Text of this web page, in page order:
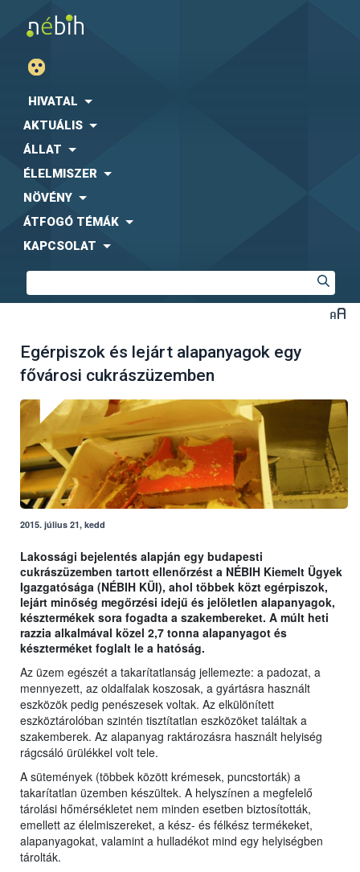
HIVATAL
AKTUÁLIS
ÁLLAT
ÉLELMISZER
NÖVÉNY
ÁTFOGÓ TÉMÁK
KAPCSOLAT
Egérpiszok és lejárt alapanyagok egy
fővárosi cukrászüzemben
2015. július 21, kedd
Lakossági bejelentés alapján egy budapesti
cukrászüzemben tartott ellenőrzést a NÉBIH Kiemelt Ügyek
Igazgatósága (NÉBIH KÜI), ahol többek közt egérpiszok,
lejárt minőség megőrzési idejű és jelöletlen alapanyagok,
késztermékek sora fogadta a szakembereket. A múlt heti
razzia alkalmával közel 2,7 tonna alapanyagot és
készterméket foglalt le a hatóság.
Az üzem egészét a takarítatlanság jellemezte: a padozat, a
mennyezett, az oldalfalak koszosak, a gyártásra használt
eszközök pedig penészesek voltak. Az elkülönített
eszköztárolóban szintén tisztítatlan eszközöket találtak a
szakemberek. Az alapanyag raktározásra használt helyiség
rágcsáló ürülékkel volt tele.
A sütemények (többek között krémesek, puncstorták) a
takarítatlan üzemben készültek. A helyszínen a megfelelő
tárolási hőmérsékletet nem minden esetben biztosították,
emellett az élelmiszereket, a kész- és félkész termékeket,
alapanyagokat, valamint a hulladékot mind egy helyiségben
tárolták.